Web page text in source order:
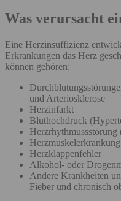
Was verursacht
Eine Herzinsuffizienz
Erkrankungen das Herz
können gehören:
und Arteriosklerose
Herzinfarkt
Bluthochdruck
Herzklappenfehler
Alkohol- oder
Andere Krankheiten
Fieber und chronisch